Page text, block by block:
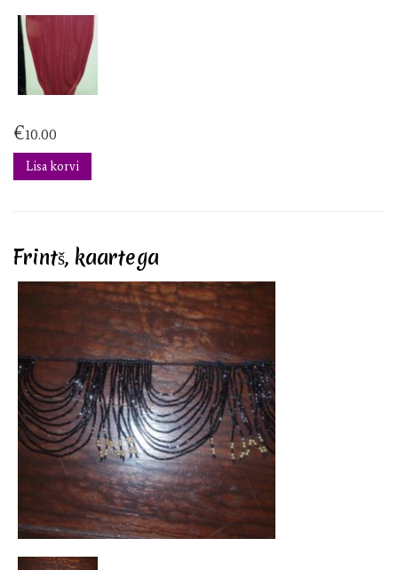
€10.00
Lisa korvi
Frintš, kaartega